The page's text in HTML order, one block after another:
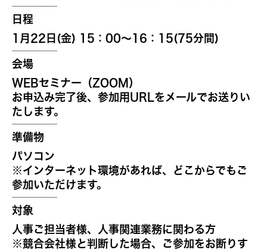
日程
1月22日(金) 15：00～16：15(75分間)
会場
WEBセミナー（ZOOM）
お申込み完了後、参加用URLをメールでお送りい
たします。
準備物
パソコン
※インターネット環境があれば、どこからでもご
参加いただけます。
対象
人事ご担当者様、人事関連業務に関わる方
※競合会社様と判断した場合、ご参加をお断りす